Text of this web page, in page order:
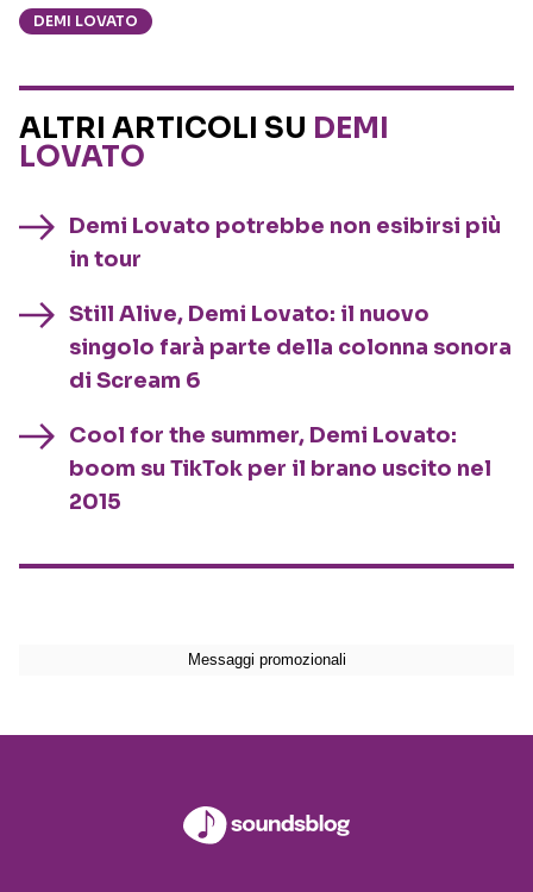
DEMI LOVATO
ALTRI ARTICOLI SU DEMI
LOVATO
Demi Lovato potrebbe non esibirsi più
in tour
Still Alive, Demi Lovato: il nuovo
singolo farà parte della colonna sonora
di Scream 6
Cool for the summer, Demi Lovato:
boom su TikTok per il brano uscito nel
2015